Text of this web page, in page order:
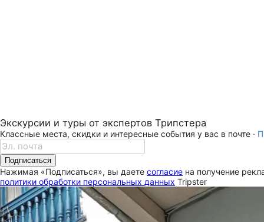
Экскурсии и туры от экспертов Трипстера
Классные места, скидки и интересные события у вас в почте ·
Подписаться
Нажимая «Подписаться», вы даете согласие на получение
политики обработки персональных данных Tripster